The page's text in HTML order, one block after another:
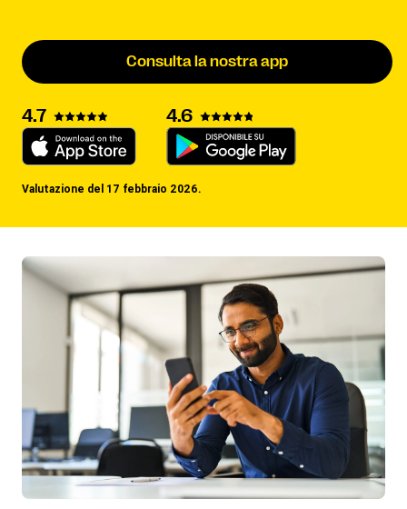
Consulta la nostra app
4.7 4.6
Valutazione del 17 febbraio 2026.